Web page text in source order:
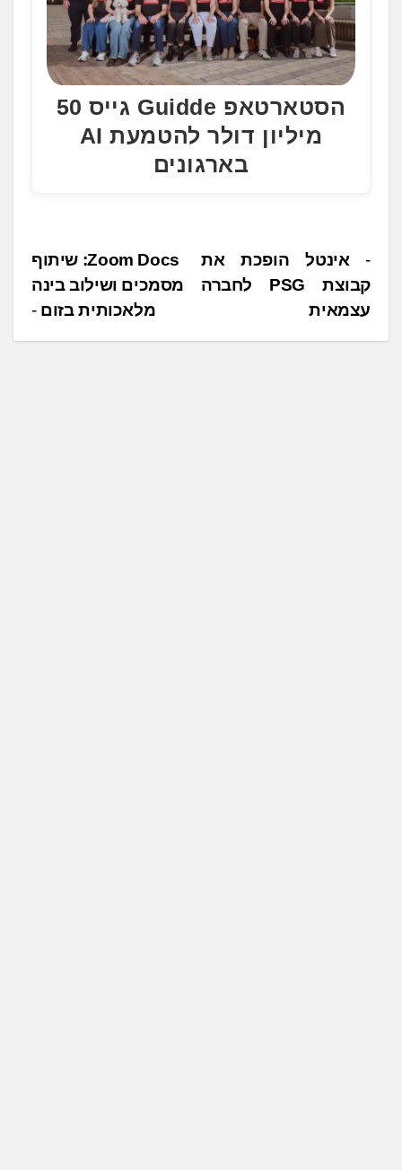
הסטארטאפ Guidde גייס 50
מיליון דולר להטמעת AI
בארגונים
נ
י
ו
Zoom Docs: שיתוף
מסמכים ושילוב בינה
מלאכותית בזום
אינטל הופכת את
קבוצת PSG לחברה
עצמאית